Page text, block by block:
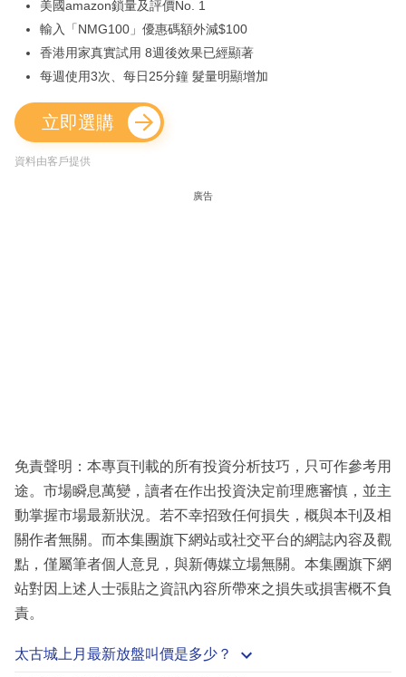
美國amazon鎖量及評價No. 1
輸入「NMG100」優惠碼額外減$100
香港用家真實試用 8週後效果已經顯著
每週使用3次、每日25分鐘 髮量明顯增加
立即選購
資料由客戶提供
廣告
免責聲明：本專頁刊載的所有投資分析技巧，只可作參考用
途。市場瞬息萬變，讀者在作出投資決定前理應審慎，並主
動掌握市場最新狀況。若不幸招致任何損失，概與本刊及相
關作者無關。而本集團旗下網站或社交平台的網誌內容及觀
點，僅屬筆者個人意見，與新傳媒立場無關。本集團旗下網
站對因上述人士張貼之資訊內容所帶來之損失或損害概不負
責。
太古城上月最新放盤叫價是多少？